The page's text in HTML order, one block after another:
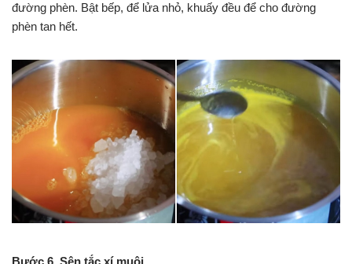
đường phèn. Bật bếp, để lửa nhỏ, khuấy đều để cho đường
phèn tan hết.
Bước 6. Sên tắc xí muội